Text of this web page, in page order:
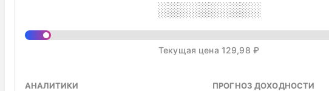
░░░░░░░░░░
Текущая цена 129,98 ₽
АНАЛИТИКИ ПРОГНОЗ ДОХОДНОСТИ